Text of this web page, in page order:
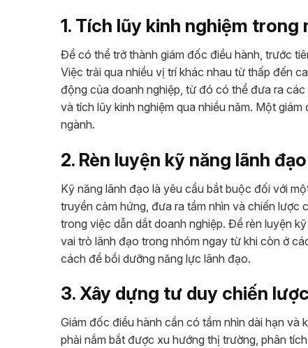
1. Tích lũy kinh nghiệm trong
Để có thể trở thành giám đốc điều hành, trước
Việc trải qua nhiều vị trí khác nhau từ thấp đến
động của doanh nghiệp, từ đó có thể đưa ra
và tích lũy kinh nghiệm qua nhiều năm. Một
ngành.
2. Rèn luyện kỹ năng lãnh đạo
Kỹ năng lãnh đạo là yêu cầu bắt buộc đối với
truyền cảm hứng, đưa ra tầm nhìn và chiến
trong việc dẫn dắt doanh nghiệp. Để rèn luyện
vai trò lãnh đạo trong nhóm ngay từ khi còn ở
cách để bồi dưỡng năng lực lãnh đạo.
3. Xây dựng tư duy chiến lược
Giám đốc điều hành cần có tầm nhìn dài hạn
phải nắm bắt được xu hướng thị trường, phân